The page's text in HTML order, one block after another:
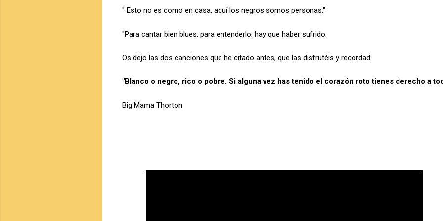
" Esto no es como en casa, aquí los negros somos personas."
"Para cantar bien blues, para entenderlo, hay que haber sufrido.
Os dejo las dos canciones que he citado antes, que las disfrutéis y recordad:
"Blanco o negro, rico o pobre. Si alguna vez has tenido el corazón roto tienes derecho a
Big Mama Thorton